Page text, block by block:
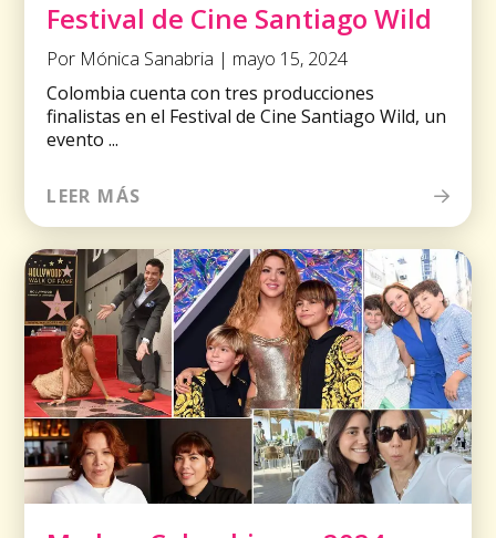
Festival de Cine Santiago Wild
Por Mónica Sanabria | mayo 15, 2024
Colombia cuenta con tres producciones
finalistas en el Festival de Cine Santiago Wild, un
evento ...
LEER MÁS